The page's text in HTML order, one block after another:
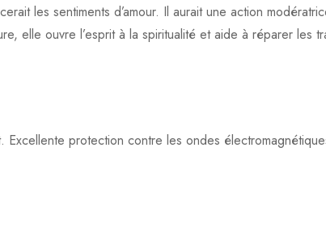
les sentiments d’amour. Il aurait une action
elle ouvre l’esprit à la spiritualité et aide à réparer les
protection contre les ondes